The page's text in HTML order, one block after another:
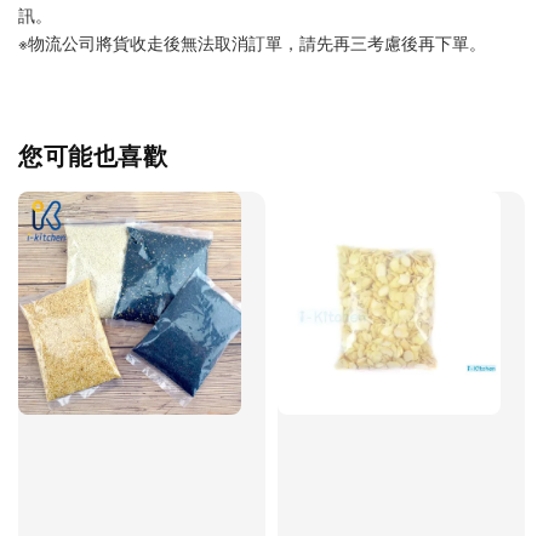
訊。
※物流公司將貨收走後無法取消訂單，請先再三考慮後再下單。
您可能也喜歡